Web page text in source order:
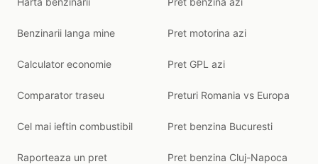
Benzinarii langa mine
Calculator economie
Comparator traseu
Cel mai ieftin combustibil
Raporteaza un pret
Pret motorina azi
Pret GPL azi
Preturi Romania vs Europa
Pret benzina Bucuresti
Pret benzina Cluj-Napoca